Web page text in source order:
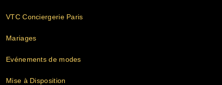
VTC Conciergerie Paris
Mariages
Evénements de modes
Mise à Disposition